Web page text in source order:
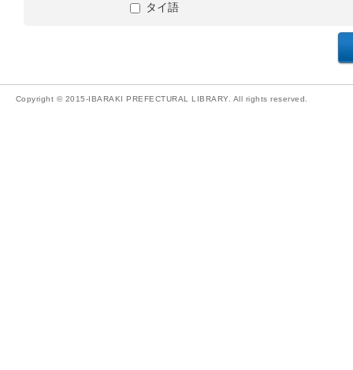
タイ語
Copyright © 2015-IBARAKI PREFECTURAL LIBRARY. All rights reserved.